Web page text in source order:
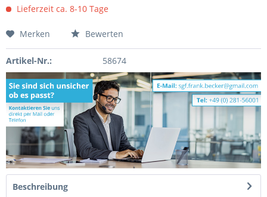
Lieferzeit ca. 8-10 Tage
Merken Bewerten
Artikel-Nr.: 58674
Beschreibung